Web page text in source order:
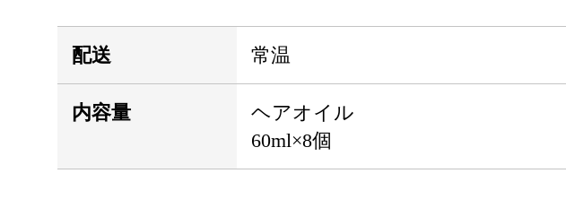
配送 常温
内容量
ヘアオイル
60ml×8個